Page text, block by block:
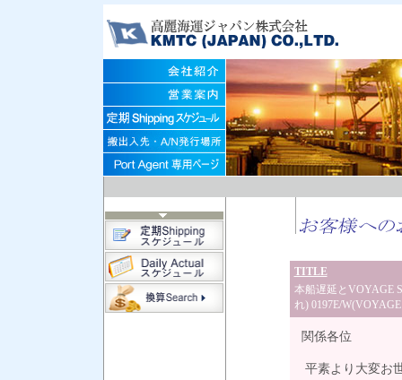
TITLE
本船遅延とVOYAGE
れ) 0197E/
関係各位
平素より大変お